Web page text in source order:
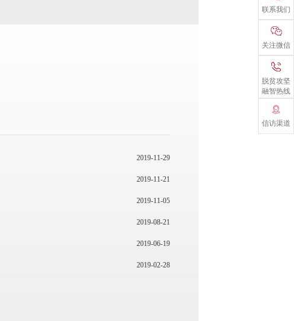
2019-11-29
2019-11-21
2019-11-05
2019-08-21
2019-06-19
2019-02-28
联系我们
关注微信
脱贫攻坚
融智热线
信访渠道